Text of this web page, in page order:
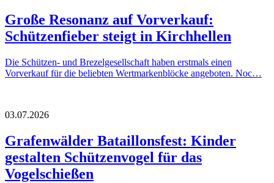
Große Resonanz auf Vorverkauf:
Schützenfieber steigt in Kirchhellen
Die Schützen- und Brezelgesellschaft haben erstmals einen
Vorverkauf für die beliebten Wertmarkenblöcke angeboten. Noc…
03.07.2026
Grafenwälder Bataillonsfest: Kinder
gestalten Schützenvogel für das
Vogelschießen